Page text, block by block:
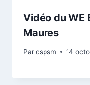
Vidéo du WE
Maures
Parcspsm 14